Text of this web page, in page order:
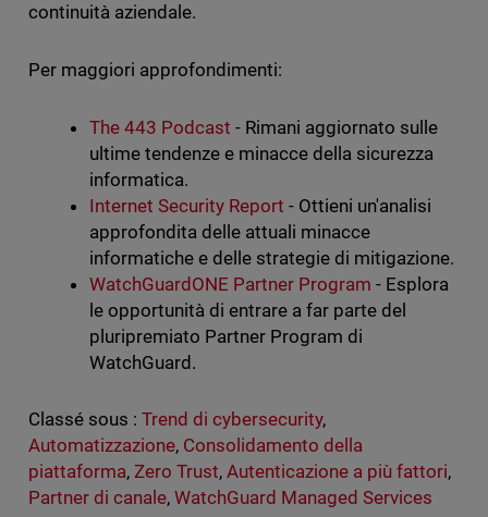
continuità aziendale.
Per maggiori approfondimenti:
The 443 Podcast - Rimani aggiornato sulle
ultime tendenze e minacce della sicurezza
informatica.
Internet Security Report - Ottieni un'analisi
approfondita delle attuali minacce
informatiche e delle strategie di mitigazione.
WatchGuardONE Partner Program - Esplora
le opportunità di entrare a far parte del
pluripremiato Partner Program di
WatchGuard.
Classé sous : Trend di cybersecurity,
Automatizzazione, Consolidamento della
piattaforma, Zero Trust, Autenticazione a più fattori,
Partner di canale, WatchGuard Managed Services